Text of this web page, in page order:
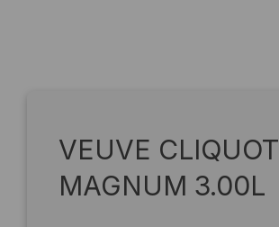
VEUVE CLIQUOT
MAGNUM 3.00L